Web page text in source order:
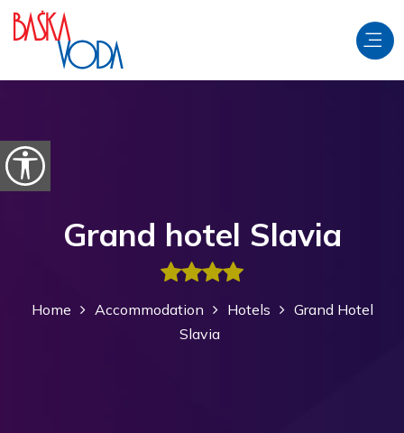
Skip to content
Open accessibility options
Grand hotel Slavia
Home Accommodation Hotels
Grand Hotel
Slavia